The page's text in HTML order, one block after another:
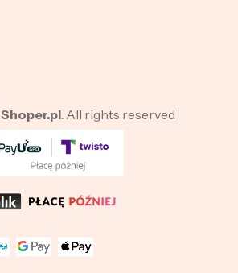
Shoper.pl. All rights reserved